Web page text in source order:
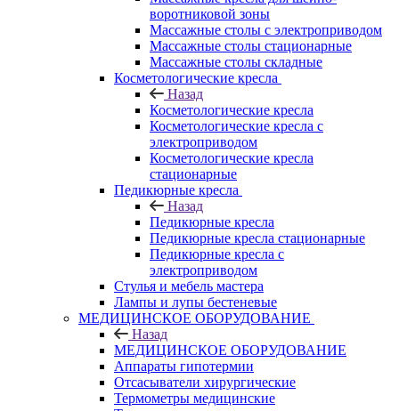
воротниковой зоны
Массажные столы с электроприводом
Массажные столы стационарные
Массажные столы складные
Косметологические кресла
Назад
Косметологические кресла
Косметологические кресла с
электроприводом
Косметологические кресла
стационарные
Педикюрные кресла
Назад
Педикюрные кресла
Педикюрные кресла стационарные
Педикюрные кресла с
электроприводом
Стулья и мебель мастера
Лампы и лупы бестеневые
МЕДИЦИНСКОЕ ОБОРУДОВАНИЕ
Назад
МЕДИЦИНСКОЕ ОБОРУДОВАНИЕ
Аппараты гипотермии
Отсасыватели хирургические
Термометры медицинские